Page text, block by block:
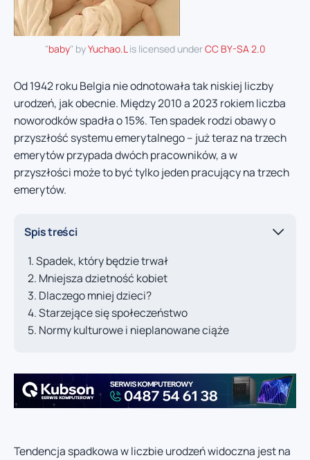
"baby" byYuchao.L is licensed underCC BY-SA 2.0
Od 1942 roku Belgia nie odnotowała tak niskiej liczby
urodzeń, jak obecnie. Między 2010 a 2023 rokiem liczba
noworodków spadła o 15%. Ten spadek rodzi obawy o
przyszłość systemu emerytalnego – już teraz na trzech
emerytów przypada dwóch pracowników, a w
przyszłości może to być tylko jeden pracujący na trzech
emerytów.
Spis treści
Spadek, który będzie trwał
Mniejsza dzietność kobiet
Dlaczego mniej dzieci?
Starzejące się społeczeństwo
Normy kulturowe i nieplanowane ciąże
Tendencja spadkowa w liczbie urodzeń widoczna jest na